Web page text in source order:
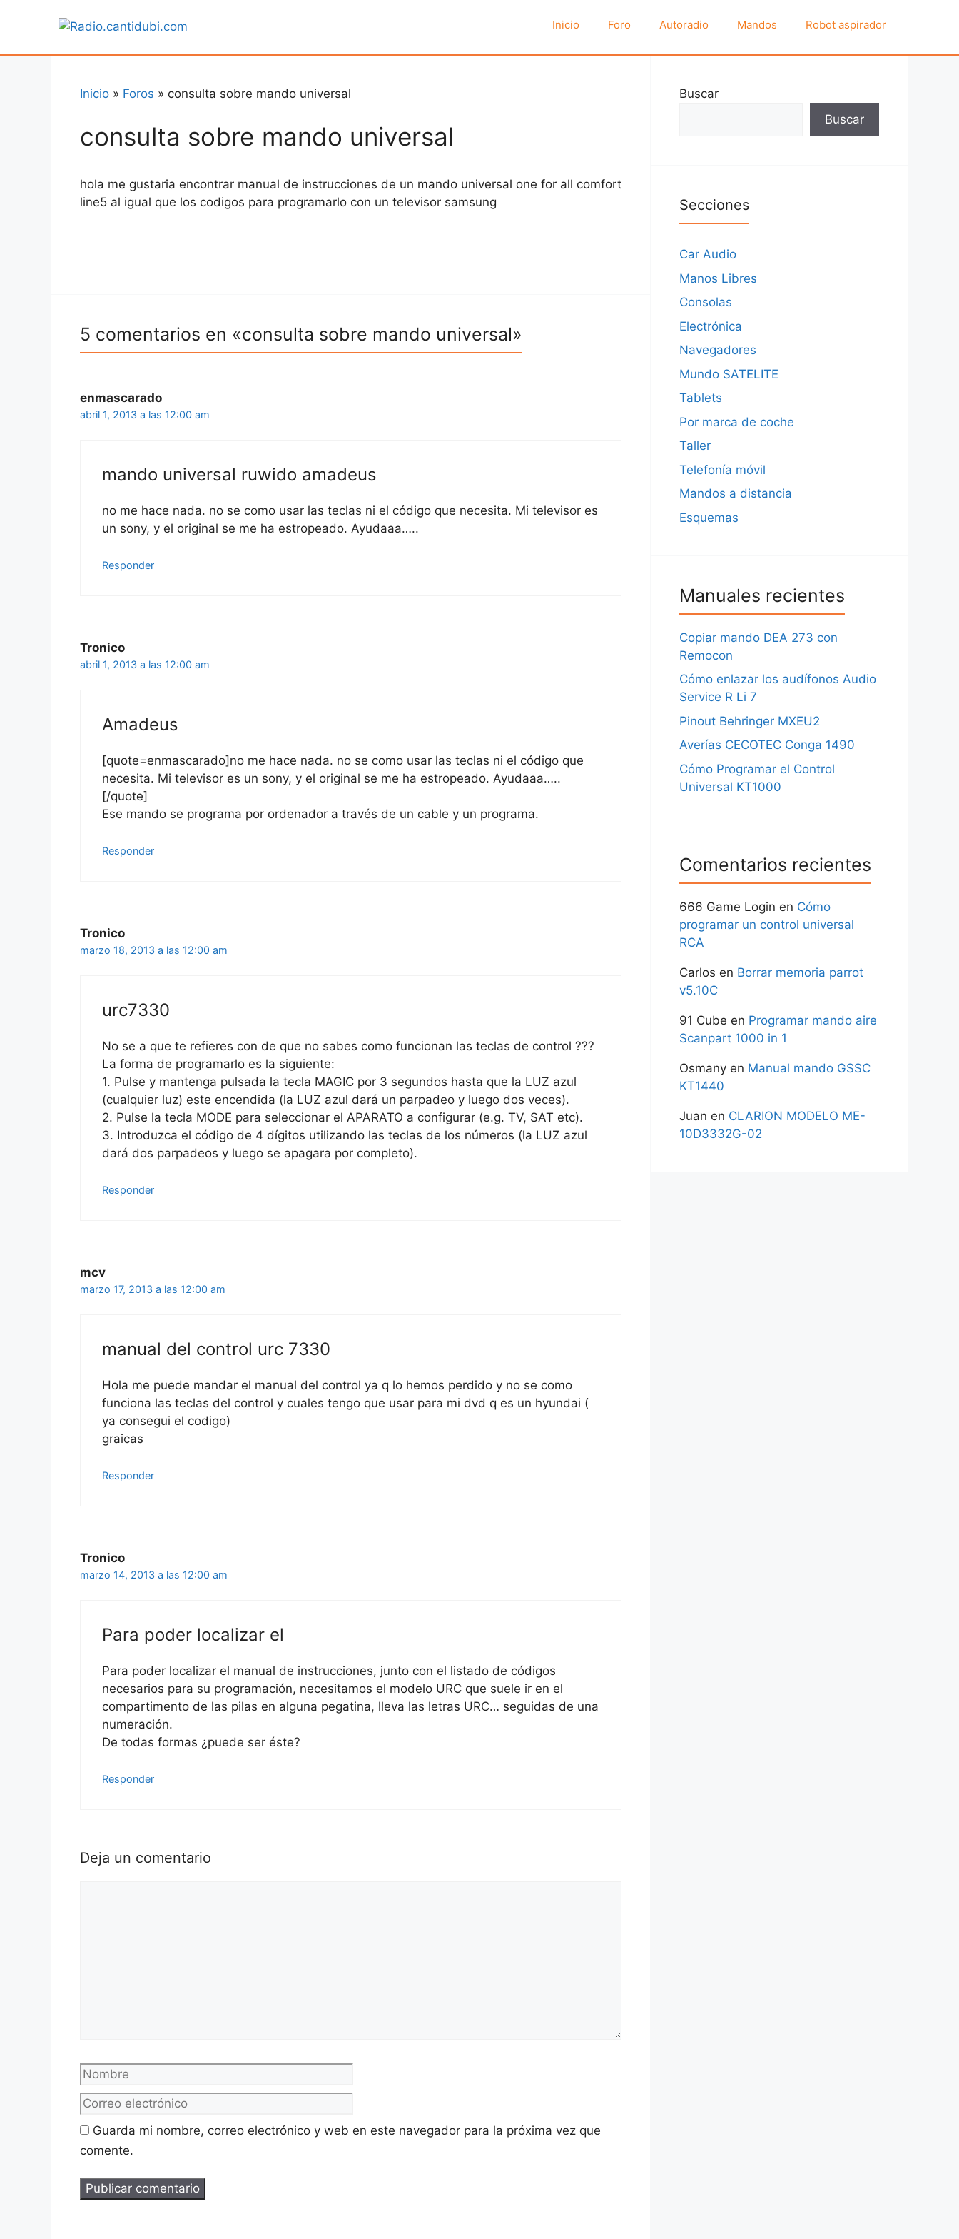
Inicio Foro Autoradio Mandos Robot aspirador
Inicio » Foros » consulta sobre mando universal
consulta sobre mando universal
hola me gustaria encontrar manual de instrucciones de un mando universal one for all comfort
line5 al igual que los codigos para programarlo con un televisor samsung
5 comentarios en «consulta sobre mando universal»
enmascarado
abril 1, 2013 a las 12:00 am
mando universal ruwido amadeus
no me hace nada. no se como usar las teclas ni el código que necesita. Mi televisor es
un sony, y el original se me ha estropeado. Ayudaaa…..
Responder
Tronico
abril 1, 2013 a las 12:00 am
Amadeus
[quote=enmascarado]no me hace nada. no se como usar las teclas ni el código que
necesita. Mi televisor es un sony, y el original se me ha estropeado. Ayudaaa…..
[/quote]
Ese mando se programa por ordenador a través de un cable y un programa.
Responder
Tronico
marzo 18, 2013 a las 12:00 am
urc7330
No se a que te refieres con de que no sabes como funcionan las teclas de control ???
La forma de programarlo es la siguiente:
1. Pulse y mantenga pulsada la tecla MAGIC por 3 segundos hasta que la LUZ azul
(cualquier luz) este encendida (la LUZ azul dará un parpadeo y luego dos veces).
2. Pulse la tecla MODE para seleccionar el APARATO a configurar (e.g. TV, SAT etc).
3. Introduzca el código de 4 dígitos utilizando las teclas de los números (la LUZ azul
dará dos parpadeos y luego se apagara por completo).
Responder
mcv
marzo 17, 2013 a las 12:00 am
manual del control urc 7330
Hola me puede mandar el manual del control ya q lo hemos perdido y no se como
funciona las teclas del control y cuales tengo que usar para mi dvd q es un hyundai (
ya consegui el codigo)
graicas
Responder
Tronico
marzo 14, 2013 a las 12:00 am
Para poder localizar el
Para poder localizar el manual de instrucciones, junto con el listado de códigos
necesarios para su programación, necesitamos el modelo URC que suele ir en el
compartimento de las pilas en alguna pegatina, lleva las letras URC… seguidas de una
numeración.
De todas formas ¿puede ser éste?
Responder
Deja un comentario
Nombre
Guarda mi nombre, correo electrónico y web en este navegador para la próxima vez que
comente.
Buscar
Buscar
Secciones
Car Audio
Manos Libres
Consolas
Electrónica
Navegadores
Mundo SATELITE
Tablets
Por marca de coche
Taller
Telefonía móvil
Mandos a distancia
Esquemas
Manuales recientes
Copiar mando DEA 273 con
Remocon
Cómo enlazar los audífonos Audio
Service R Li 7
Pinout Behringer MXEU2
Averías CECOTEC Conga 1490
Cómo Programar el Control
Universal KT1000
Comentarios recientes
666 Game Login en Cómo
programar un control universal
RCA
Carlos en Borrar memoria parrot
v5.10C
91 Cube en Programar mando aire
Scanpart 1000 in 1
Osmany en Manual mando GSSC
KT1440
Juan en CLARION MODELO ME-
10D3332G-02